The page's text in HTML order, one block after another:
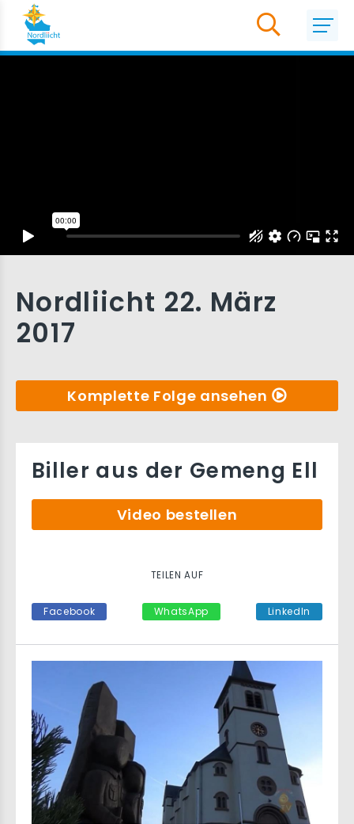
Nordliicht 22. März
2017
Komplette Folge ansehen
Biller aus der Gemeng Ell
Video bestellen
TEILEN AUF
Facebook WhatsApp LinkedIn